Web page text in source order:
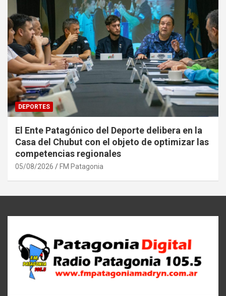
DEPORTES
El Ente Patagónico del Deporte delibera en la
Casa del Chubut con el objeto de optimizar las
competencias regionales
05/08/2026 FM Patagonia